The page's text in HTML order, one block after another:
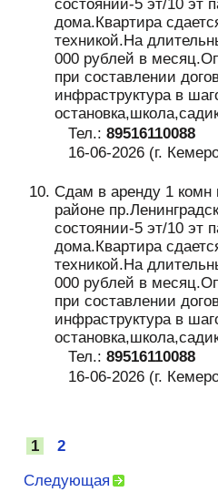
состоянии-5 эт/10 эт
дома.Квартира
техникой.На
000 рублей в
при составлении
инфраструктура в
Тел.:89516110088
16-06-2026 (г.
Сдам в аренду 1 комн
районе
состоянии-5 эт/10 эт
дома.Квартира
техникой.На
000 рублей в
при составлении
инфраструктура в
Тел.:89516110088
16-06-2026 (г.
1 2
Следующая